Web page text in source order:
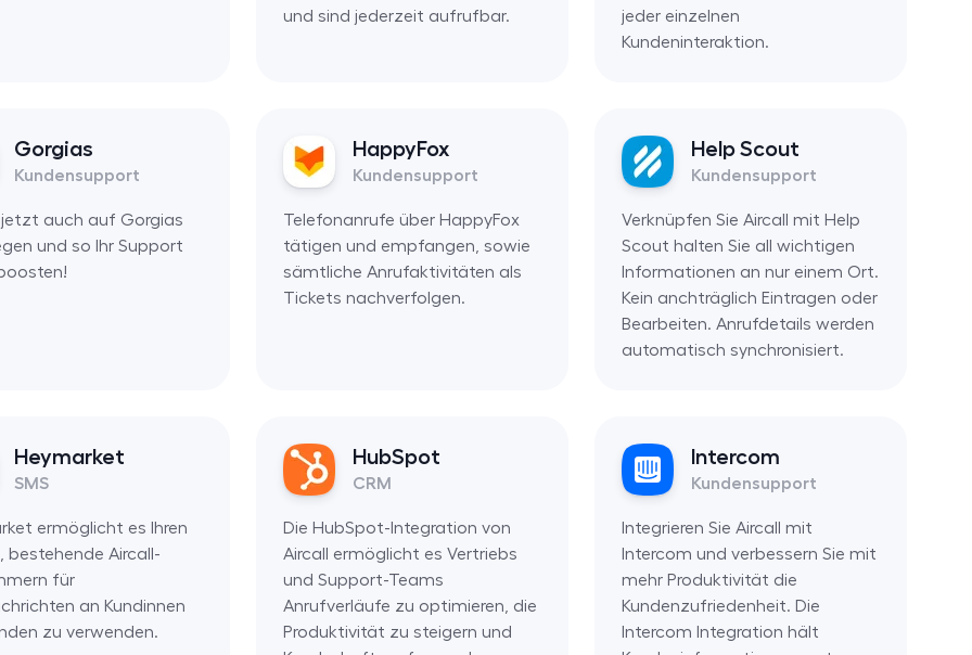
und sind jederzeit aufrufbar.
jeder einzelnen
Kundeninteraktion.
Gorgias
Kundensupport
auch auf Gorgias
und so Ihr Support
HappyFox
Kundensupport
Telefonanrufe über HappyFox
tätigen und empfangen, sowie
sämtliche Anrufaktivitäten als
Tickets nachverfolgen.
Help Scout
Kundensupport
Verknüpfen Sie Aircall mit Help
Scout halten Sie all wichtigen
Informationen an nur einem Ort.
Kein anchträglich Eintragen oder
Bearbeiten. Anrufdetails werden
automatisch synchronisiert.
Heymarket
SMS
ermöglicht es Ihren
bestehende Aircall-
für
an Kundinnen
zu verwenden.
HubSpot
CRM
Die HubSpot-Integration von
Aircall ermöglicht es Vertriebs
und Support-Teams
Anrufverläufe zu optimieren, die
Produktivität zu steigern und
Intercom
Kundensupport
Integrieren Sie Aircall mit
Intercom und verbessern Sie mit
mehr Produktivität die
Kundenzufriedenheit. Die
Intercom Integration hält